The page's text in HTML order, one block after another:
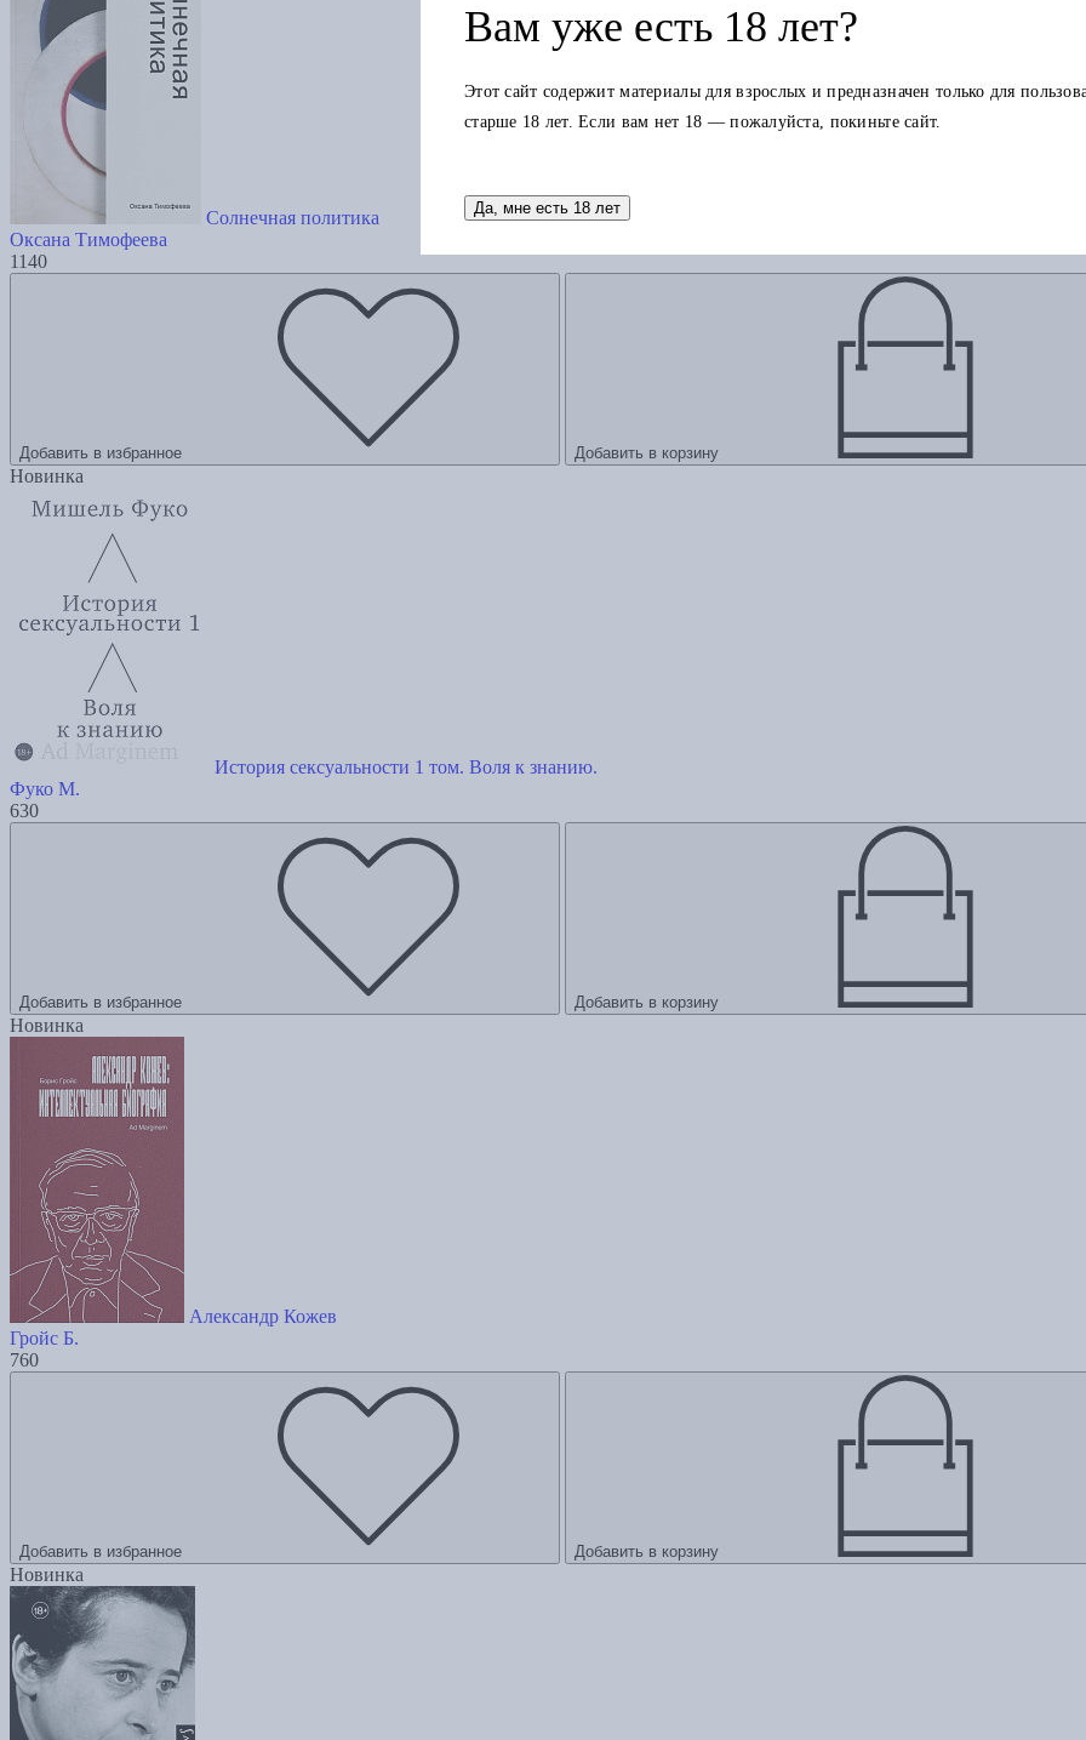
Солнечная политика
Оксана Тимофеева
1140
Добавить в избранное Добавить в корзину
Новинка
История сексуальности 1 том. Воля к знанию.
Фуко М.
630
Добавить в избранное Добавить в корзину
Новинка
Александр Кожев
Гройс Б.
760
Добавить в избранное Добавить в корзину
Новинка
Вам уже есть 18 лет?
Этот сайт содержит материалы для взрослых и предназначен только для
старше 18 лет. Если вам нет 18 — пожалуйста, покиньте сайт.
Да, мне есть 18 лет